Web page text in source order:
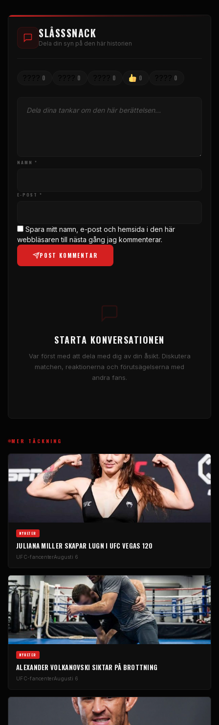
SLÅSSSNACK
Dela din syn på den här historien
0 0 0 0 0
NAMN *
E-POST *
Spara mitt namn, e-post och hemsida i den här
webbläsaren till nästa gång jag kommenterar.
POST KOMMENTAR
STARTA KONVERSATIONEN
Var först med att dela med dig av din åsikt. Diskutera
matchen, reaktionerna och förutsägelserna med
andra fans.
MER TÄCKNING
NYHETER
JULIANA MILLER SKAPAR LUGN I UFC VEGAS 120
UFC-fancenterAugusti 6
NYHETER
ALEXANDER VOLKANOVSKI SIKTAR PÅ BROTTNING
UFC-fancenterAugusti 6